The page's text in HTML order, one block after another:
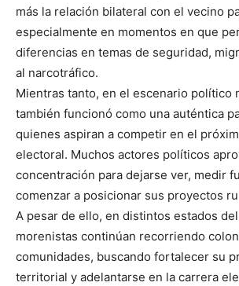
más la relación bilateral con el vecino
especialmente en momentos en que
diferencias en temas de seguridad,
al narcotráfico.
Mientras tanto, en el escenario político
también funcionó como una auténtica
quienes aspiran a competir en el
electoral. Muchos actores políticos
concentración para dejarse ver, medir
comenzar a posicionar sus proyectos
A pesar de ello, en distintos estados
morenistas continúan recorriendo
comunidades, buscando fortalecer su
territorial y adelantarse en la carrera